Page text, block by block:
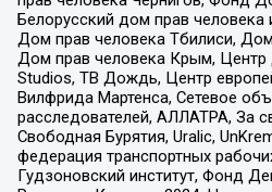
Белорусский дом прав человека
Дом прав человека Тбилиси,
Дом прав человека Крым, Центр
Studios, ТВ Дождь, Центр
Вилфрида Мартенса, Сетевое
расследователей, АЛЛАТРА, За
Свободная Бурятия, Uralic,
федерация транспортных
Гудзоновский институт, Фонд